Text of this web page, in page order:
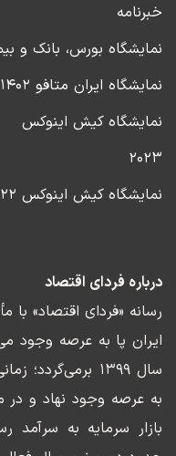
خبرنامه
نمایشگاه بورس، بانک و
نمایشگاه ایران متافو ۱۴۰۲
نمایشگاه کیش اینوکس
۲۰۲۳
نمایشگاه کیش اینوکس ۲۰۲۲
درباره فردای اقتصاد
رسانه «فردای اقتصاد»
ایران پا به عرصه وجود
سال ۱۳۹۹
به عرصه وجود نهاد و
بازار سرمایه به